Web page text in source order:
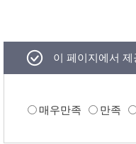
이 페이지에서
매우만족 만족